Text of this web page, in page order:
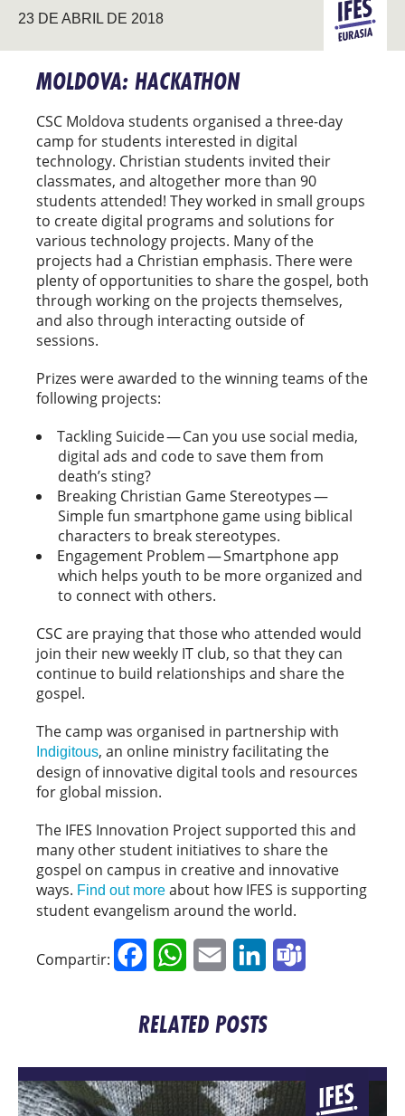
23 DE ABRIL DE 2018 EURASIA
MOLDOVA: HACKATHON
CSC Moldova students organised a three-day
camp for students interested in digital
technology. Christian students invited their
classmates, and altogether more than 90
students attended! They worked in small groups
to create digital programs and solutions for
various technology projects. Many of the
projects had a Christian emphasis. There were
plenty of opportunities to share the gospel, both
through working on the projects themselves,
and also through interacting outside of
sessions.
Prizes were awarded to the winning teams of the
following projects:
Tackling Suicide — Can you use social media,
digital ads and code to save them from
death’s sting?
Breaking Christian Game Stereotypes —
Simple fun smartphone game using biblical
characters to break stereotypes.
Engagement Problem — Smartphone app
which helps youth to be more organized and
to connect with others.
CSC are praying that those who attended would
join their new weekly IT club, so that they can
continue to build relationships and share the
gospel.
The camp was organised in partnership with
Indigitous, an online ministry facilitating the
design of innovative digital tools and resources
for global mission.
The IFES Innovation Project supported this and
many other student initiatives to share the
gospel on campus in creative and innovative
ways. Find out more about how IFES is supporting
student evangelism around the world.
Compartir: FacebookWhatsApp
Email LinkedIn
RELATED POSTS